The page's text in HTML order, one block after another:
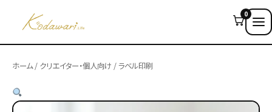
0
ホーム/ クリエイター・個人向け / ラベル印刷